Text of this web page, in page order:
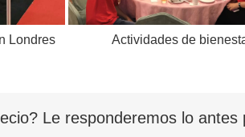
Londres Actividades de
Le responderemos lo